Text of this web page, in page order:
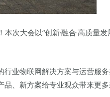
次大会以“创新·融合·高质量
业物联网解决方案与运营服
、新方案给专业观众带来更